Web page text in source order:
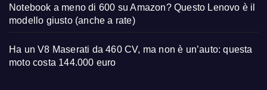
Notebook a meno di 600 su Amazon? Questo Lenovo è il
modello giusto (anche a rate)
Ha un V8 Maserati da 460 CV, ma non è un’auto: questa
moto costa 144.000 euro